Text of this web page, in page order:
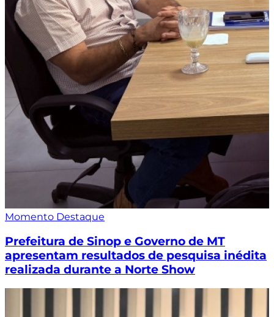
Momento Destaque
Prefeitura de Sinop e Governo de MT
apresentam resultados de pesquisa inédita
realizada durante a Norte Show